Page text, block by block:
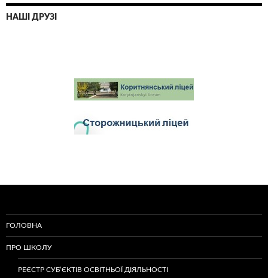
НАШІ ДРУЗІ
ГОЛОВНА
ПРО ШКОЛУ
РЕЄСТР СУБ’ЄКТІВ ОСВІТНЬОЇ ДІЯЛЬНОСТІ